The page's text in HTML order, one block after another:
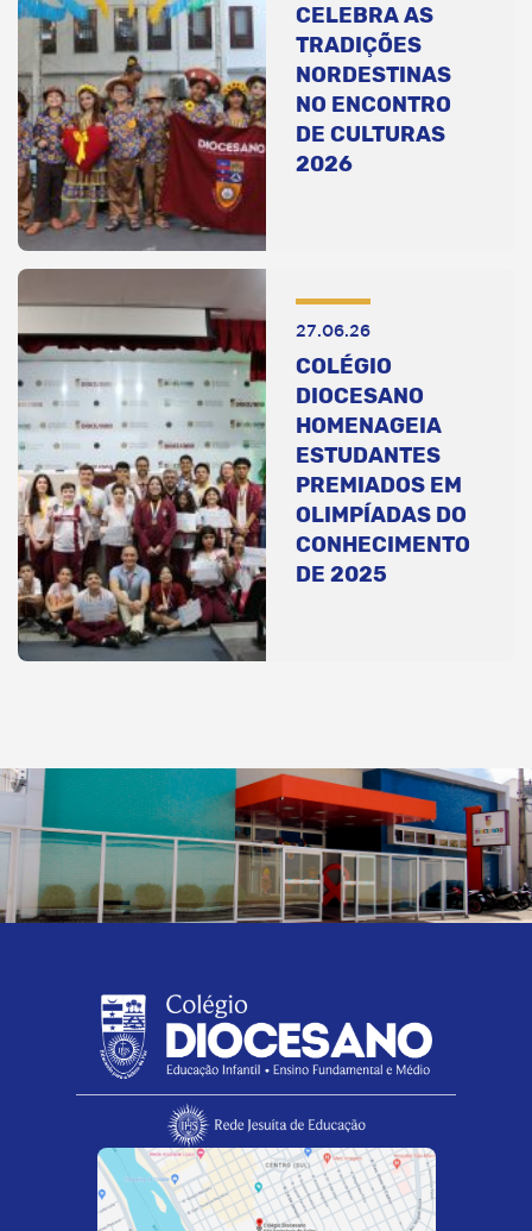
CELEBRA AS
TRADIÇÕES
NORDESTINAS
NO ENCONTRO
DE CULTURAS
2026
27.06.26
COLÉGIO
DIOCESANO
HOMENAGEIA
ESTUDANTES
PREMIADOS EM
OLIMPÍADAS DO
CONHECIMENTO
DE 2025